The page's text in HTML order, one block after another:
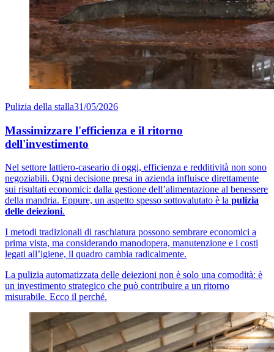
Pulizia della stalla31/05/2026
Massimizzare l'efficienza e il ritorno
dell'investimento
Nel settore lattiero-caseario di oggi, efficienza e redditività non sono
negoziabili. Ogni decisione presa in azienda influisce direttamente
sui risultati economici: dalla gestione dell’alimentazione al benessere
della mandria. Eppure, un aspetto spesso sottovalutato è la pulizia
delle deiezioni.
I metodi tradizionali di raschiatura possono sembrare economici a
prima vista, ma considerando manodopera, manutenzione e i costi
legati all’igiene, il quadro cambia radicalmente.
La pulizia automatizzata delle deiezioni non è solo una comodità: è
un investimento strategico che può contribuire a un ritorno
misurabile. Ecco il perché.